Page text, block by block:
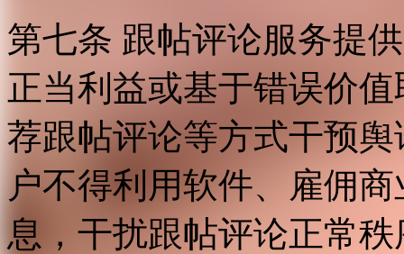
第七条 跟帖评论服务提
正当利益或基于错误价
荐跟帖评论等方式干预
户不得利用软件、雇佣
息，干扰跟帖评论正常